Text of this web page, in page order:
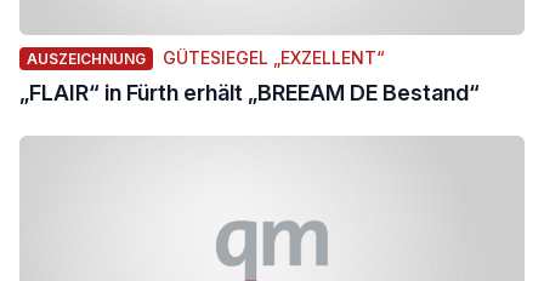
AUSZEICHNUNG GÜTESIEGEL „EXZELLENT“
„FLAIR“ in Fürth erhält „BREEAM DE Bestand“